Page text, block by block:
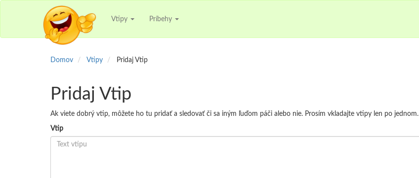
Vtipy Príbehy
Domov Vtipy Pridaj Vtip
Pridaj Vtip
Ak viete dobrý vtip, môžete ho tu pridať a sledovať či sa iným ľuďom páči alebo nie. Prosím vkladajte vtipy len po jednom.
Vtip